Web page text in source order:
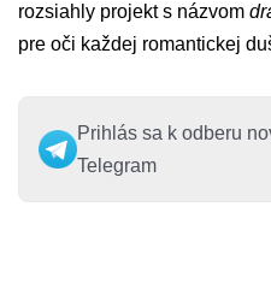
rozsiahly projekt s názvom
pre oči každej romantickej
Prihlás sa k odberu
Telegram